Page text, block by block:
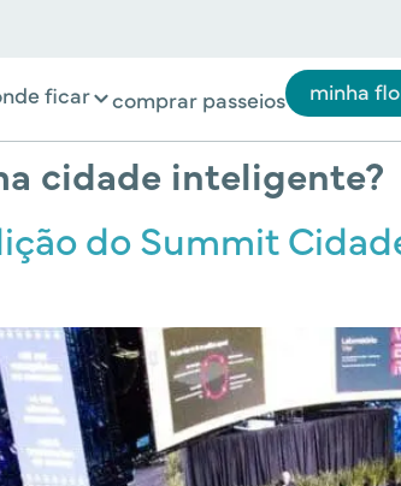
ficar comprar passeios minha
cidade inteligente?
do Summit